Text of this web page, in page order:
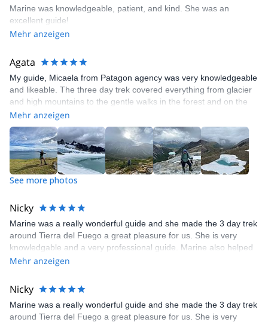
Marine was knowledgeable, patient, and kind. She was an
excellent guide!
Mehr anzeigen
Agata
My guide, Micaela from Patagon agency was very knowledgeable
and likeable. The three day trek covered everything from glacier
and high mountains to the gentle walks in the forest and on the
turf marshes. Gear, food and transfers were provided, we didn’t
lack absolutely anything. I rarely hike with guides, but I thoroughly
enjoyed this experience!
Mehr anzeigen
See more photos
Nicky
Marine was a really wonderful guide and she made the 3 day trek
around Tierra del Fuego a great pleasure for us. She is very
knowledgable and a very professional guide. Marine also helped
us with renting clothes that we needed and went the extra mile to
recommend this trek as well as Marine and Seba. Booking and
paying through explore-share was also very easy and efficient.
Thank you to all!
Mehr anzeigen
Nicky
Marine was a really wonderful guide and she made the 3 day trek
around Tierra del Fuego a great pleasure for us. She is very